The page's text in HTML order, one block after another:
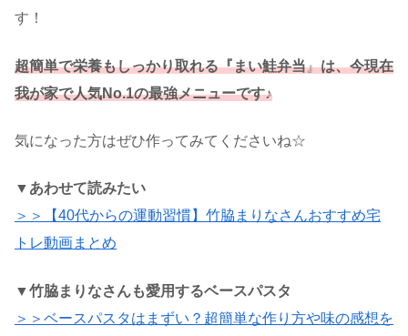
す！
超簡単で栄養もしっかり取れる『まい鮭弁当』は、今現在
我が家で人気No.1の最強メニューです♪
気になった方はぜひ作ってみてくださいね☆
▼あわせて読みたい
＞＞【40代からの運動習慣】竹脇まりなさんおすすめ宅
トレ動画まとめ
▼竹脇まりなさんも愛用するベースパスタ
＞＞ベースパスタはまずい？超簡単な作り方や味の感想を